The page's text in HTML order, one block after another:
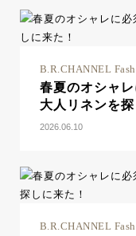
B.R.CHANNEL
春夏のオシャ
大人リネンを探
2026.06.10
B.R.CHANNEL